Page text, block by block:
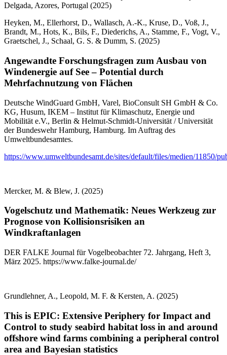
Delgada, Azores, Portugal (2025)
Heyken, M., Ellerhorst, D., Wallasch, A.-K., Kruse, D., Voß, J.,
Brandt, M., Hots, K., Bils, F., Diederichs, A., Stamme, F., Vogt, V.,
Graetschel, J., Schaal, G. S. & Dumm, S. (2025)
Angewandte Forschungsfragen zum Ausbau von
Windenergie auf See – Potential durch
Mehrfachnutzung von Flächen
Deutsche WindGuard GmbH, Varel, BioConsult SH GmbH & Co.
KG, Husum, IKEM – Institut für Klimaschutz, Energie und
Mobilität e.V., Berlin & Helmut-Schmidt-Universität / Universität
der Bundeswehr Hamburg, Hamburg. Im Auftrag des
Umweltbundesamtes.
https://www.umweltbundesamt.de/sites/default/files/medien/11850/
Mercker, M. & Blew, J. (2025)
Vogelschutz und Mathematik: Neues Werkzeug zur
Prognose von Kollisionsrisiken an
Windkraftanlagen
DER FALKE Journal für Vogelbeobachter 72. Jahrgang, Heft 3,
März 2025. https://www.falke-journal.de/
Grundlehner, A., Leopold, M. F. & Kersten, A. (2025)
This is EPIC: Extensive Periphery for Impact and
Control to study seabird habitat loss in and around
offshore wind farms combining a peripheral control
area and Bayesian statistics